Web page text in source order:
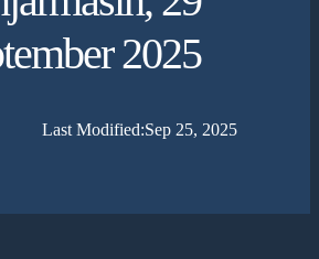
2025
Last Modified:Sep 25, 2025